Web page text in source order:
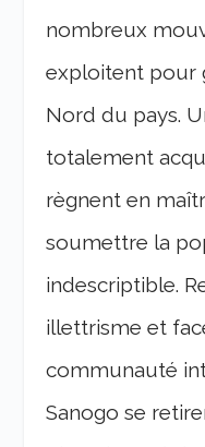
nombreux
exploitent pour
Nord du pays.
totalement
règnent en
soumettre la
indescriptible.
illettrisme et
communauté
Sanogo se